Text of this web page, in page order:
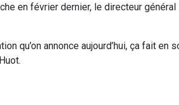
en février dernier, le directeur
qu’on annonce aujourd’hui, ça fait en